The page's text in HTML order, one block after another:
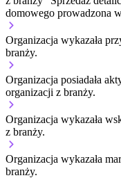
domowego prowadzona
Organizacja wykazała
branży.
Organizacja posiadała
organizacji z branży.
Organizacja wykazała
z branży.
Organizacja wykazała
branży.